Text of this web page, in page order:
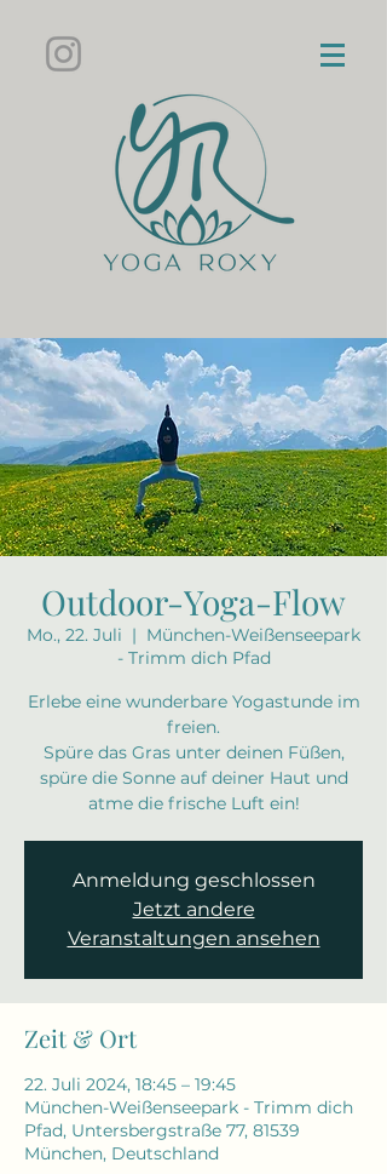
Outdoor-Yoga-Flow
Mo., 22. Juli
  |
München-Weißenseepark
- Trimm dich Pfad
Erlebe eine wunderbare Yogastunde im
freien.
Spüre das Gras unter deinen Füßen,
spüre die Sonne auf deiner Haut und
atme die frische Luft ein!
Anmeldung geschlossen
Jetzt andere
Veranstaltungen ansehen
Zeit & Ort
22. Juli 2024, 18:45 – 19:45
München-Weißenseepark - Trimm dich
Pfad, Untersbergstraße 77, 81539
München, Deutschland